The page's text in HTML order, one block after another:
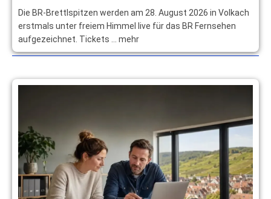
Die BR-Brettlspitzen werden am 28. August 2026 in Volkach
erstmals unter freiem Himmel live für das BR Fernsehen
aufgezeichnet. Tickets … mehr